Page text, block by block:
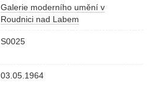
Galerie moderního umění v
Roudnici nad Labem
S0025
03.05.1964